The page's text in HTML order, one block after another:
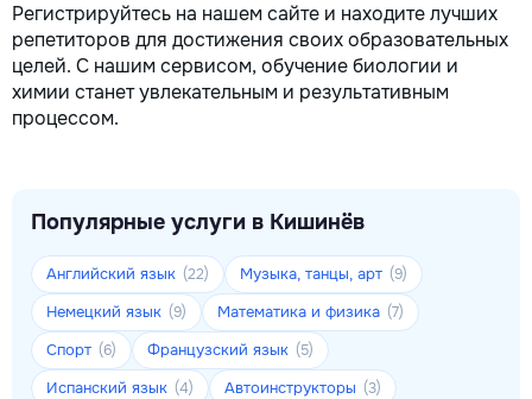
Регистрируйтесь на нашем сайте и находите лучших
репетиторов для достижения своих образовательных
целей. С нашим сервисом, обучение биологии и
химии станет увлекательным и результативным
процессом.
Популярные услуги в Кишинёв
Английский язык (22) Музыка, танцы, арт (9)
Немецкий язык (9) Математика и физика (7)
Спорт (6) Французский язык (5)
Испанский язык (4) Автоинструкторы (3)